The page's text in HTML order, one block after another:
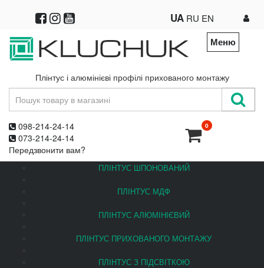
UA RU EN
Меню
Плінтус і алюмінієві профілі прихованого монтажу
098-214-24-14
073-214-24-14
Передзвонити вам?
0
ПЛІНТУС ШПОНОВАНИЙ
ПЛІНТУС МДФ
ПЛІНТУС АЛЮМІНІЄВИЙ
ПЛІНТУС ПРИХОВАНОГО МОНТАЖУ
ПЛІНТУС З ПІДСВІТКОЮ